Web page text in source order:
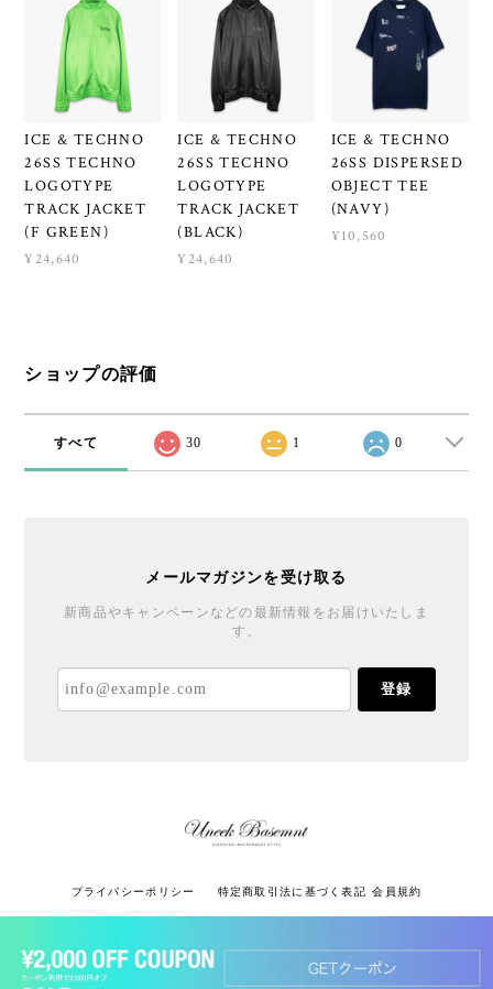
ICE & TECHNO
26SS TECHNO
LOGOTYPE
TRACK JACKET
(F GREEN)
¥24,640
ICE & TECHNO
26SS TECHNO
LOGOTYPE
TRACK JACKET
(BLACK)
¥24,640
ICE & TECHNO
26SS DISPERSED
OBJECT TEE
(NAVY)
¥10,560
ショップの評価
すべて 30 1 0
メールマガジンを受け取る
新商品やキャンペーンなどの最新情報をお届けいたしま
す。
登録
プライバシーポリシー 特定商取引法に基づく表記 会員規約